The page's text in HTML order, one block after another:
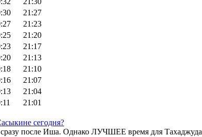
21:27
21:23
21:20
21:17
21:13
21:10
21:07
21:04
21:01
сегодня?
после Иша. Однако ЛУЧШЕЕ время для